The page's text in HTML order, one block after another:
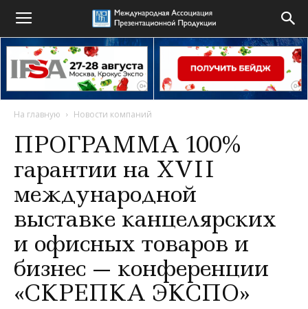
На главную Новости компаний
ПРОГРАММА 100%
гарантии на XVII
международной
выставке канцелярских
и офисных товаров и
бизнес — конференции
«СКРЕПКА ЭКСПО»